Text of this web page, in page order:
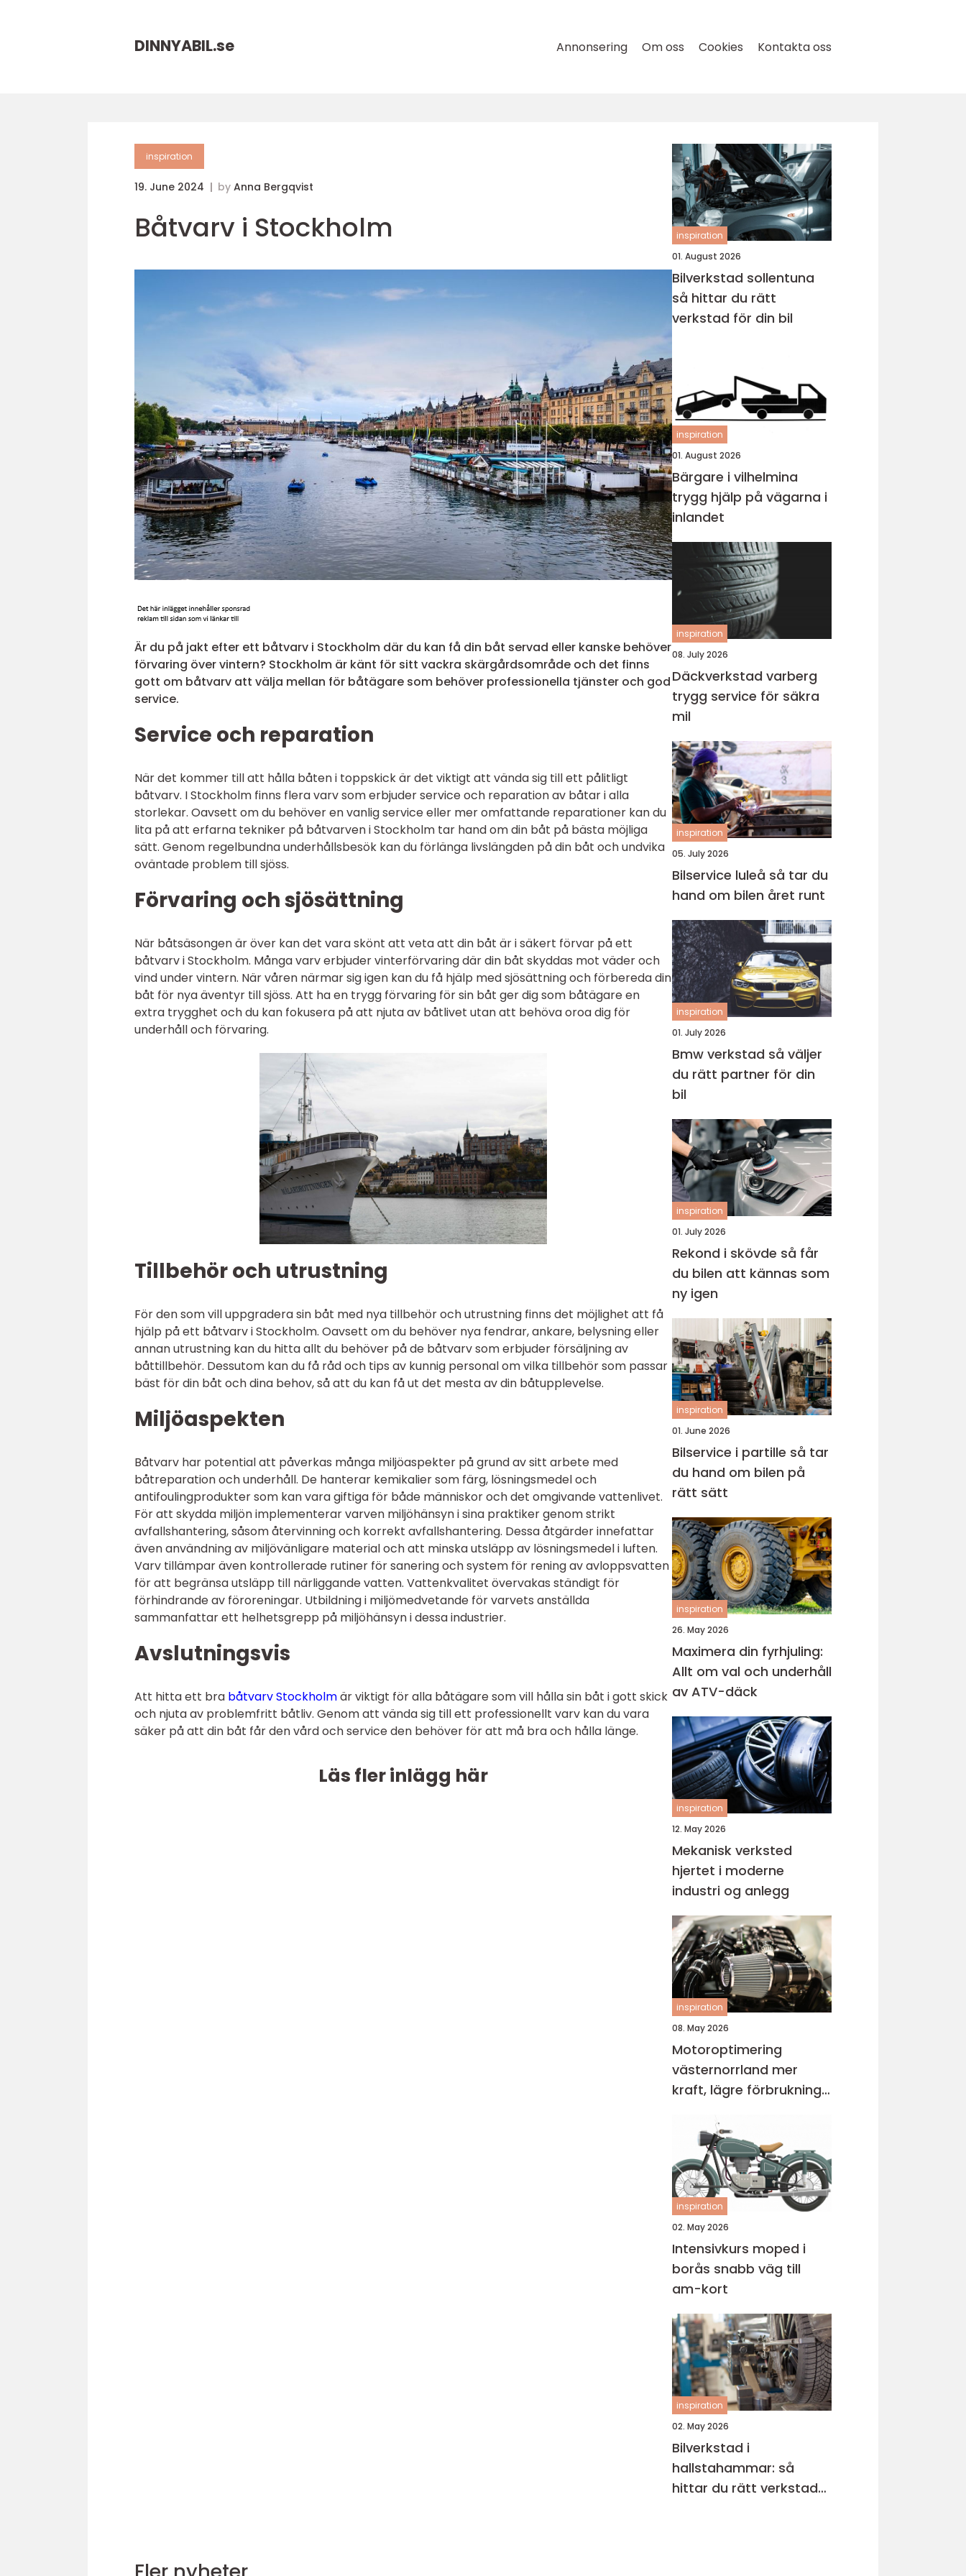
DINNYABIL.se Annonsering Om oss Cookies Kontakta oss
inspiration
19. June 2024 by Anna Bergqvist
Båtvarv i Stockholm
Är du på jakt efter ett båtvarv i Stockholm där du kan få din båt servad eller kanske behöver
förvaring över vintern? Stockholm är känt för sitt vackra skärgårdsområde och det finns
gott om båtvarv att välja mellan för båtägare som behöver professionella tjänster och god
service.
Service och reparation
När det kommer till att hålla båten i toppskick är det viktigt att vända sig till ett pålitligt
båtvarv. I Stockholm finns flera varv som erbjuder service och reparation av båtar i alla
storlekar. Oavsett om du behöver en vanlig service eller mer omfattande reparationer kan du
lita på att erfarna tekniker på båtvarven i Stockholm tar hand om din båt på bästa möjliga
sätt. Genom regelbundna underhållsbesök kan du förlänga livslängden på din båt och undvika
oväntade problem till sjöss.
Förvaring och sjösättning
När båtsäsongen är över kan det vara skönt att veta att din båt är i säkert förvar på ett
båtvarv i Stockholm. Många varv erbjuder vinterförvaring där din båt skyddas mot väder och
vind under vintern. När våren närmar sig igen kan du få hjälp med sjösättning och förbereda din
båt för nya äventyr till sjöss. Att ha en trygg förvaring för sin båt ger dig som båtägare en
extra trygghet och du kan fokusera på att njuta av båtlivet utan att behöva oroa dig för
underhåll och förvaring.
Tillbehör och utrustning
För den som vill uppgradera sin båt med nya tillbehör och utrustning finns det möjlighet att få
hjälp på ett båtvarv i Stockholm. Oavsett om du behöver nya fendrar, ankare, belysning eller
annan utrustning kan du hitta allt du behöver på de båtvarv som erbjuder försäljning av
båttillbehör. Dessutom kan du få råd och tips av kunnig personal om vilka tillbehör som passar
bäst för din båt och dina behov, så att du kan få ut det mesta av din båtupplevelse.
Miljöaspekten
Båtvarv har potential att påverkas många miljöaspekter på grund av sitt arbete med
båtreparation och underhåll. De hanterar kemikalier som färg, lösningsmedel och
antifoulingprodukter som kan vara giftiga för både människor och det omgivande vattenlivet.
För att skydda miljön implementerar varven miljöhänsyn i sina praktiker genom strikt
avfallshantering, såsom återvinning och korrekt avfallshantering. Dessa åtgärder innefattar
även användning av miljövänligare material och att minska utsläpp av lösningsmedel i luften.
Varv tillämpar även kontrollerade rutiner för sanering och system för rening av avloppsvatten
för att begränsa utsläpp till närliggande vatten. Vattenkvalitet övervakas ständigt för
förhindrande av föroreningar. Utbildning i miljömedvetande för varvets anställda
sammanfattar ett helhetsgrepp på miljöhänsyn i dessa industrier.
Avslutningsvis
Att hitta ett bra båtvarv Stockholmär viktigt för alla båtägare som vill hålla sin båt i gott skick
och njuta av problemfritt båtliv. Genom att vända sig till ett professionellt varv kan du vara
säker på att din båt får den vård och service den behöver för att må bra och hålla länge.
Läs fler inlägg här
inspiration
01. August 2026
Bilverkstad sollentuna
så hittar du rätt
verkstad för din bil
inspiration
01. August 2026
Bärgare i vilhelmina
trygg hjälp på vägarna i
inlandet
inspiration
08. July 2026
Däckverkstad varberg
trygg service för säkra
mil
inspiration
05. July 2026
Bilservice luleå så tar du
hand om bilen året runt
inspiration
01. July 2026
Bmw verkstad så väljer
du rätt partner för din
bil
inspiration
01. July 2026
Rekond i skövde så får
du bilen att kännas som
ny igen
inspiration
01. June 2026
Bilservice i partille så tar
du hand om bilen på
rätt sätt
inspiration
26. May 2026
Maximera din fyrhjuling:
Allt om val och underhåll
av ATV-däck
inspiration
12. May 2026
Mekanisk verksted
hjertet i moderne
industri og anlegg
inspiration
08. May 2026
Motoroptimering
västernorrland mer
kraft, lägre förbrukning
inspiration
02. May 2026
Intensivkurs moped i
borås snabb väg till
am-kort
inspiration
02. May 2026
Bilverkstad i
hallstahammar: så
hittar du rätt verkstad